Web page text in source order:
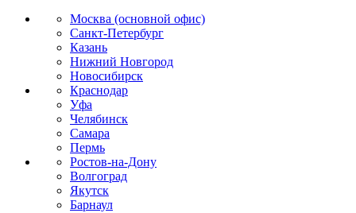
Москва (основной офис)
Санкт-Петербург
Казань
Нижний Новгород
Новосибирск
Краснодар
Уфа
Челябинск
Самара
Пермь
Ростов-на-Дону
Волгоград
Якутск
Барнаул